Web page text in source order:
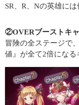
SR、R、Nの英雄に
②OVERブーストキャ
冒険の全ステージで
値』が全て2倍になる